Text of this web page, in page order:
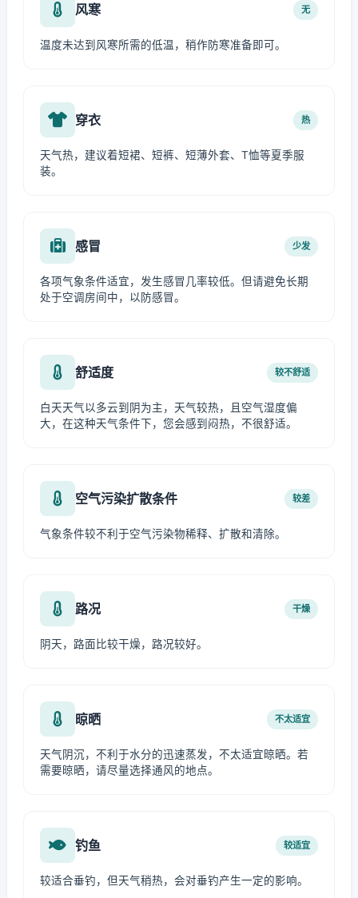
风寒 无
温度未达到风寒所需的低温，稍作防寒准备即可。
穿衣 热
天气热，建议着短裙、短裤、短薄外套、T恤等夏季服
装。
感冒 少发
各项气象条件适宜，发生感冒几率较低。但请避免长期
处于空调房间中，以防感冒。
舒适度 较不舒适
白天天气以多云到阴为主，天气较热，且空气湿度偏
大，在这种天气条件下，您会感到闷热，不很舒适。
空气污染扩散条件 较差
气象条件较不利于空气污染物稀释、扩散和清除。
路况 干燥
阴天，路面比较干燥，路况较好。
晾晒 不太适宜
天气阴沉，不利于水分的迅速蒸发，不太适宜晾晒。若
需要晾晒，请尽量选择通风的地点。
钓鱼 较适宜
较适合垂钓，但天气稍热，会对垂钓产生一定的影响。